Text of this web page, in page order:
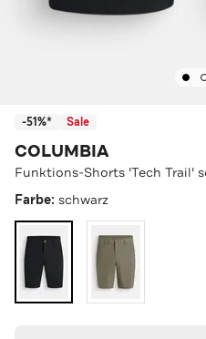
-51%* Sale
COLUMBIA
Funktions-Shorts 'Tech Trail'
Farbe: schwarz